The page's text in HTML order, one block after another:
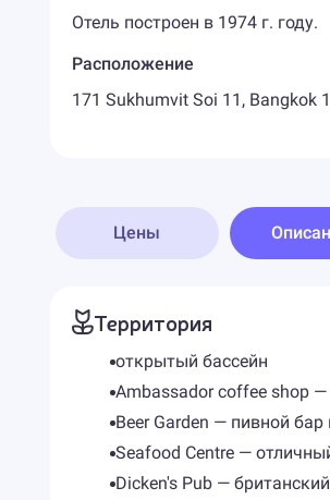
Отель построен в 1974 г. году.
Расположение
171 Sukhumvit Soi 11, Bangkok
Цены
Территория
открытый бассейн
Ambassador coffee shop
Beer Garden — пивной
Seafood Centre —
Dicken's Pub —